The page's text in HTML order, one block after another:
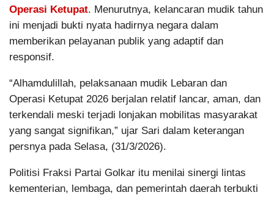
Operasi Ketupat. Menurutnya, kelancaran mudik tahun
ini menjadi bukti nyata hadirnya negara dalam
memberikan pelayanan publik yang adaptif dan
responsif.
“Alhamdulillah, pelaksanaan mudik Lebaran dan
Operasi Ketupat 2026 berjalan relatif lancar, aman, dan
terkendali meski terjadi lonjakan mobilitas masyarakat
yang sangat signifikan,” ujar Sari dalam keterangan
persnya pada Selasa, (31/3/2026).
Politisi Fraksi Partai Golkar itu menilai sinergi lintas
kementerian, lembaga, dan pemerintah daerah terbukti